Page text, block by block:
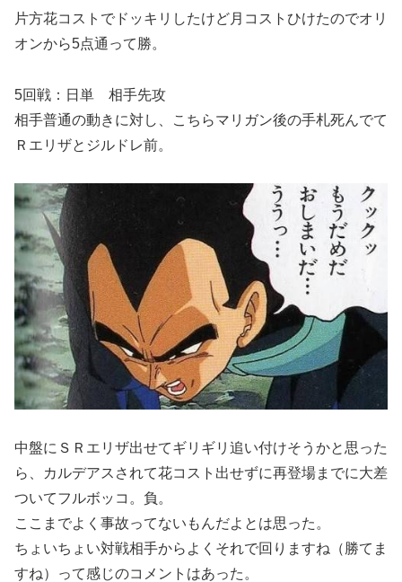
片方花コストでドッキリしたけど月コストひけたのでオリ
オンから5点通って勝。
5回戦：日単 相手先攻
相手普通の動きに対し、こちらマリガン後の手札死んでて
Ｒエリザとジルドレ前。
中盤にＳＲエリザ出せてギリギリ追い付けそうかと思った
ら、カルデアスされて花コスト出せずに再登場までに大差
ついてフルボッコ。負。
ここまでよく事故ってないもんだよとは思った。
ちょいちょい対戦相手からよくそれで回りますね（勝てま
すね）って感じのコメントはあった。